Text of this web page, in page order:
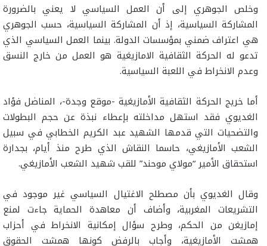
وخلص الجوهري إلى أن العمل السياسي لا يعني بالضرورة
المشاركة السياسية، إذ أن المشاركة السياسية، حسب الجوهري
هي اعتراف ضمني بمؤسسات الدولة. بينما العمل السياسي الذي
تدعو له الحركة الثقافية الامازيغية هو العمل من خارج النسق
وعدم الانخراط في اللعبة السياسية.
أما خريج الحركة الثقافية الأمازيغية -موقع وجدة-، المناضل فؤاد
الغديوي فقد استهل مداخلته بإعطاء نبذة عن حجم البطولات
والتضحيات التي قدمها الشهيد عبد الكريم الخطابي في سبيل
الشعب الأمازيغي، حاسما النقاش الذي طرح منذ أيام، بجدارة
استحقاق الأمير “مولاي موحند” للقب شهيد الشعب الأمازيغي.
وقال الغديوي بأن مصطلح الاغتيال السياسي غير موجود في
التشريعات المغربية، وأضاف أن معاهدة الحماية جاءت لمنع
إمازيغن من الحكم، وطرح سؤال إمكانية الانخراط في أحزاب
همشت الأمازيغية، وأجاب بالرفض كونها همشت الحقوق